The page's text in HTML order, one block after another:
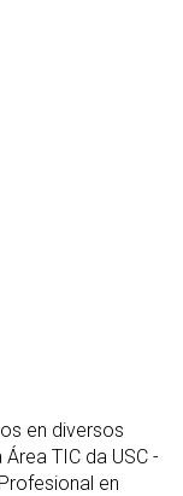
en diversos
TIC da USC -
en